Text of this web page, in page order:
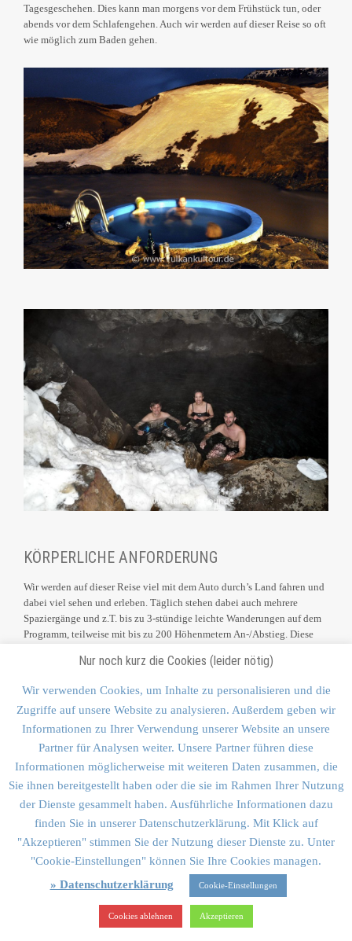
Tagesgeschehen. Dies kann man morgens vor dem Frühstück tun, oder
abends vor dem Schlafengehen. Auch wir werden auf dieser Reise so oft
wie möglich zum Baden gehen.
KÖRPERLICHE ANFORDERUNG
Wir werden auf dieser Reise viel mit dem Auto durch’s Land fahren und
dabei viel sehen und erleben. Täglich stehen dabei auch mehrere
Spaziergänge und z.T. bis zu 3-stündige leichte Wanderungen auf dem
Programm, teilweise mit bis zu 200 Höhenmetern An-/Abstieg. Diese
normaler Kondition gut zu schaffen. Wer es gemütlicher will, kann sich
„ausklinken“.
DIE REISEZEIT – DAS WETTER
Man fährt nicht wegen des guten Wetters nach Island, das ist klar! Aber
der Winter in Island ist dennoch eine wunderbare Reisezeit, wenn auch
nicht für jedermann geeignet. Oft ist es kalt und windig, die
Temperaturen können nachts bei minus 10 Grad liegen, selten darunter.
Tagsüber steigt das Thermometer meist auf 0 bis +8 Grad. Mehrmals am
Tag ändert sich das Wetter: Sonne, Regen, Schnee im stündlichen
Wechsel sind quasi normal, das bringt aber auch ständig wechselnde
Eindrücke, ein besonderer Reiz des isländischen Winters!
In der Regel ist der isländische Winter mild, dank des Golfstromes, der
ganzjährig warme Wassermassen nach Island bringt. Statistisch gesehen
Nur noch kurz die Cookies (leider nötig)
Wir verwenden Cookies, um Inhalte zu personalisieren und die
Zugriffe auf unsere Website zu analysieren. Außerdem geben wir
Informationen zu Ihrer Verwendung unserer Website an unsere
Partner für Analysen weiter. Unsere Partner führen diese
Informationen möglicherweise mit weiteren Daten zusammen, die
Sie ihnen bereitgestellt haben oder die sie im Rahmen Ihrer Nutzung
der Dienste gesammelt haben. Ausführliche Informationen dazu
finden Sie in unserer Datenschutzerklärung. Mit Klick auf
"Akzeptieren" stimmen Sie der Nutzung dieser Dienste zu. Unter
"Cookie-Einstellungen" können Sie Ihre Cookies managen.
» Datenschutzerklärung
Cookie-Einstellungen
Cookies ablehnen Akzeptieren